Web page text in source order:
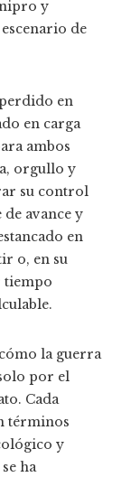
y
de
en
en carga
ambos
orgullo y
su control
avance y
en
o, en su
tiempo
la guerra
por el
Cada
términos
y
ha